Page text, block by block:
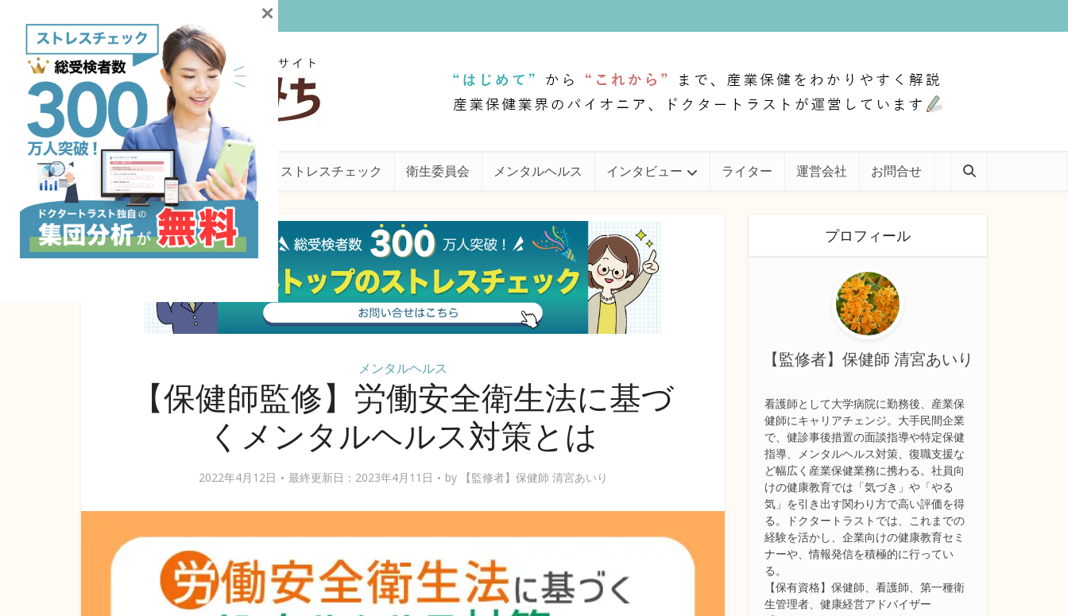
産業医 働き方・産業保健 ストレスチェック 衛生委員会 メンタルヘルス インタビュー ライター 運営会社 お問合せ
メンタルヘルス
【保健師監修】労働安全衛生法に基づ
くメンタルヘルス対策とは
2022年4月12日 最終更新日：2023年4月11日 by 【監修者】保健師 清宮あいり
プロフィール
【監修者】保健師 清宮あいり
看護師として大学病院に勤務後、産業保
健師にキャリアチェンジ。大手民間企業
で、健診事後措置の面談指導や特定保健
指導、メンタルヘルス対策、復職支援な
ど幅広く産業保健業務に携わる。社員向
けの健康教育では「気づき」や「やる
気」を引き出す関わり方で高い評価を得
る。ドクタートラストでは、これまでの
経験を活かし、企業向けの健康教育セミ
ナーや、情報発信を積極的に行ってい
る。
【保有資格】保健師、看護師、第一種衛
生管理者、健康経営アドバイザー
×